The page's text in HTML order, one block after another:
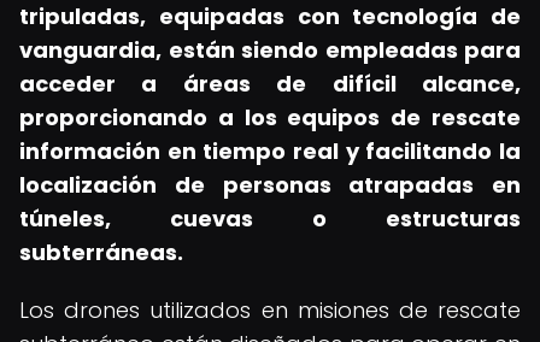
tripuladas, equipadas con tecnología de
vanguardia, están siendo empleadas para
acceder a áreas de difícil alcance,
proporcionando a los equipos de rescate
información en tiempo real y facilitando la
localización de personas atrapadas en
túneles, cuevas o estructuras
subterráneas.
Los drones utilizados en misiones de rescate